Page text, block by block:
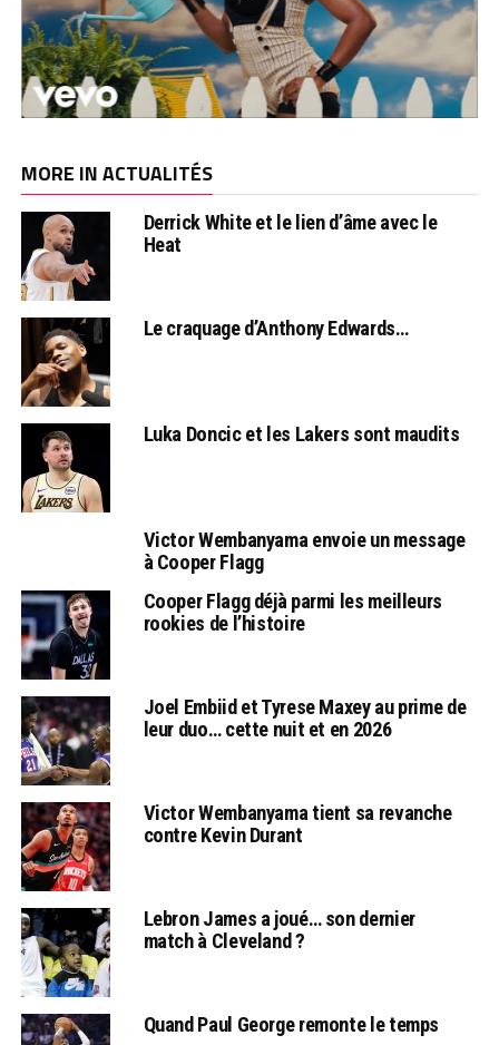
MORE IN ACTUALITÉS
Derrick White et le lien d’âme avec le
Heat
Le craquage d’Anthony Edwards…
Luka Doncic et les Lakers sont maudits
Victor Wembanyama envoie un message
à Cooper Flagg
Cooper Flagg déjà parmi les meilleurs
rookies de l’histoire
Joel Embiid et Tyrese Maxey au prime de
leur duo… cette nuit et en 2026
Victor Wembanyama tient sa revanche
contre Kevin Durant
Lebron James a joué… son dernier
match à Cleveland ?
Quand Paul George remonte le temps